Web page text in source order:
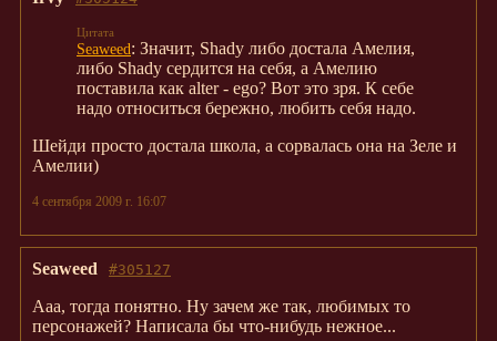
Seaweed : Значит, Shady либо достала Амелия,
либо Shady сердится на себя, а Амелию
поставила как alter - ego? Вот это зря. К себе
надо относиться бережно, любить себя надо.
Шейди просто достала школа, а сорвалась она на Зеле и
Амелии)
4 сентября 2009 г. 16:07
#305127
Seaweed
Ааа, тогда понятно. Ну зачем же так, любимых то
персонажей? Написала бы что-нибудь нежное...